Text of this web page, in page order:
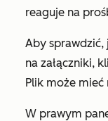
reaguje na
Aby sprawdzić,
na załączniki,
Plik może mieć
W prawym